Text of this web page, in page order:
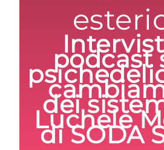
podcast
dei
Luchele
di SODA